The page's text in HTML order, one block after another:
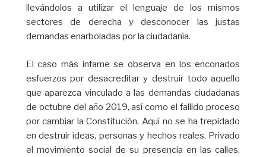
llevándolos a utilizar el lenguaje de los mismos
sectores de derecha y desconocer las justas
demandas enarboladas por la ciudadanía.
El caso más infame se observa en los enconados
esfuerzos por desacreditar y destruir todo aquello
que aparezca vinculado a las demandas ciudadanas
de octubre del año 2019, así como el fallido proceso
por cambiar la Constitución. Aquí no se ha trepidado
en destruir ideas, personas y hechos reales. Privado
el movimiento social de su presencia en las calles,